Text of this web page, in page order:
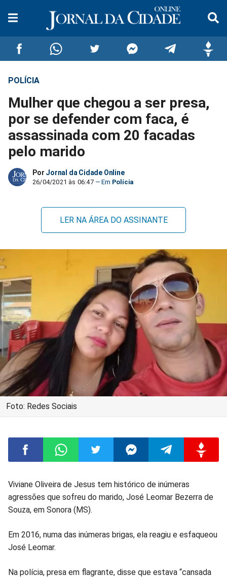
Compartilhar
no
Facebook
Compartilhar
no
Whatsapp
no
Twitter
no
Messenger
no
Telegram
no
POLÍCIA
Mulher que chegou a ser presa,
por se defender com faca, é
assassinada com 20 facadas
pelo marido
Por Jornal da Cidade Online
26/04/2021 às 06:47 Polícia
LER NA ÁREA DO ASSINANTE
Foto: Redes Sociais
Compartilhar
no
Facebook
Compartilhar
no
Whatsapp
Compartilhar
no
Twitter
Compartilhar
Messenger
Compartilhar
TelegramGettr
Viviane Oliveira de Jesus tem histórico de inúmeras
agressões que sofreu do marido, José Leomar Bezerra de
Souza, em Sonora (MS).
Em 2016, numa das inúmeras brigas, ela reagiu e esfaqueou
José Leomar.
Na polícia, presa em flagrante, disse que estava “cansada